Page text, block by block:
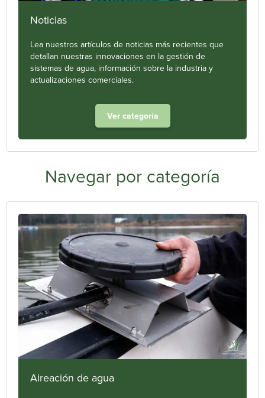
Noticias
Lea nuestros artículos de noticias más recientes que
detallan nuestras innovaciones en la gestión de
sistemas de agua, información sobre la industria y
actualizaciones comerciales.
Ver categoría
Navegar por categoría
Aireación de agua